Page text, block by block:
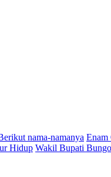
nama-namanya Enam
Hidup Wakil Bupati